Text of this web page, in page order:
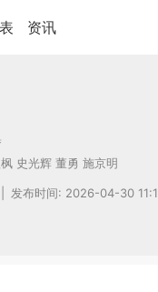
资讯
史光辉 董勇 施京明
发布时间: 2026-04-30